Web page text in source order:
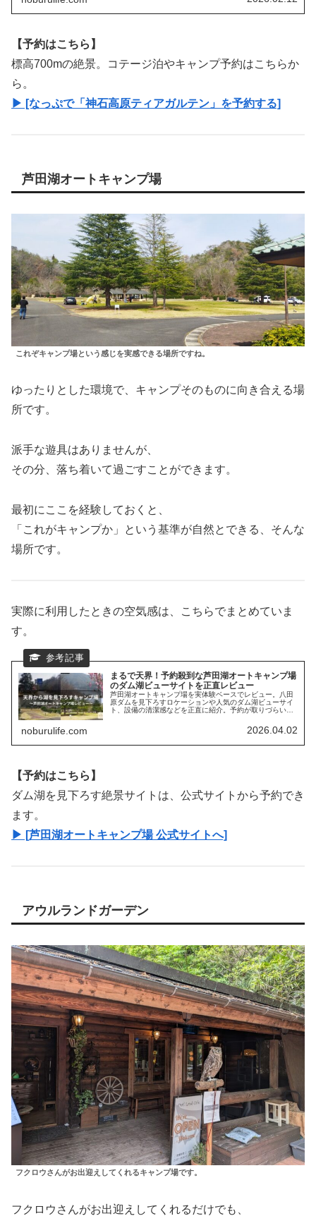
【予約はこちら】
標高700mの絶景。コテージ泊やキャンプ予約はこちらか
ら。
▶ [なっぷで「神石高原ティアガルテン」を予約する]
芦田湖オートキャンプ場
これぞキャンプ場という感じを実感できる場所ですね。
ゆったりとした環境で、キャンプそのものに向き合える場
所です。
派手な遊具はありませんが、
その分、落ち着いて過ごすことができます。
最初にここを経験しておくと、
「これがキャンプか」という基準が自然とできる、そんな
場所です。
実際に利用したときの空気感は、こちらでまとめていま
す。
まるで天界！予約殺到な芦田湖オートキャンプ場
のダム湖ビューサイトを正直レビュー
芦田湖オートキャンプ場を実体験ベースでレビュー。八田
原ダムを見下ろすロケーションや人気のダム湖ビューサイ
ト、設備の清潔感などを正直に紹介。予約が取りづらい理
noburulife.com 2026.04.02
【予約はこちら】
ダム湖を見下ろす絶景サイトは、公式サイトから予約でき
ます。
▶ [芦田湖オートキャンプ場 公式サイトへ]
アウルランドガーデン
フクロウさんがお出迎えしてくれるキャンプ場です。
フクロウさんがお出迎えしてくれるだけでも、